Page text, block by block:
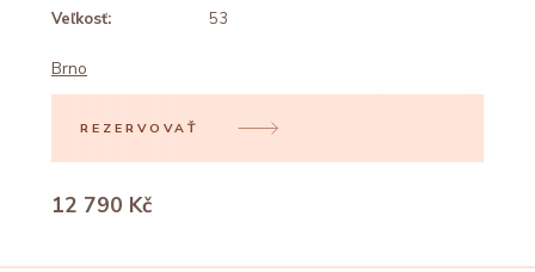
Veľkosť:
53
Brno
REZERVOVAŤ
12 790 Kč